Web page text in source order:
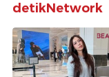
detikNetwork